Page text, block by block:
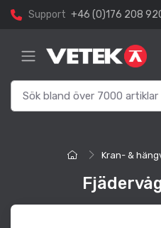
Support +46 (0)176 208
Kran- &